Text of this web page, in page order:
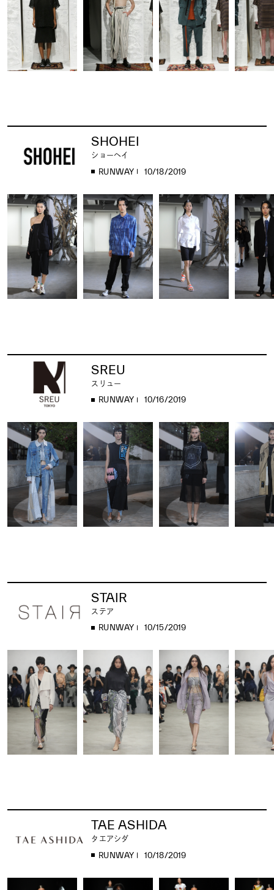
SHOHEI
ショーヘイ
RUNWAY 10/18/2019
SREU
スリュー
RUNWAY 10/16/2019
STAIR
ステア
RUNWAY 10/15/2019
TAE ASHIDA
タエアシダ
RUNWAY 10/18/2019